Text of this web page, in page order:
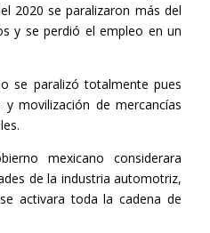
2020 se paralizaron más del
y se perdió el empleo en un
se paralizó totalmente pues
movilización de mercancías
mexicano considerara
de la industria automotriz,
activara toda la cadena de